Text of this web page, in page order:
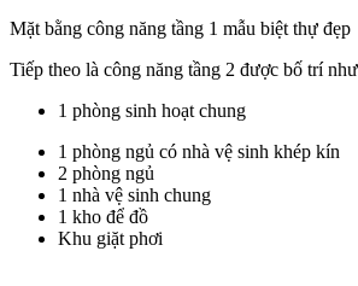
Mặt bằng công năng tầng 1 mẫu biệt thự đẹp
Tiếp theo là công năng tầng 2 được bố trí
1 phòng sinh hoạt chung
1 phòng ngủ có nhà vệ sinh khép kín
2 phòng ngủ
1 nhà vệ sinh chung
1 kho để đồ
Khu giặt phơi